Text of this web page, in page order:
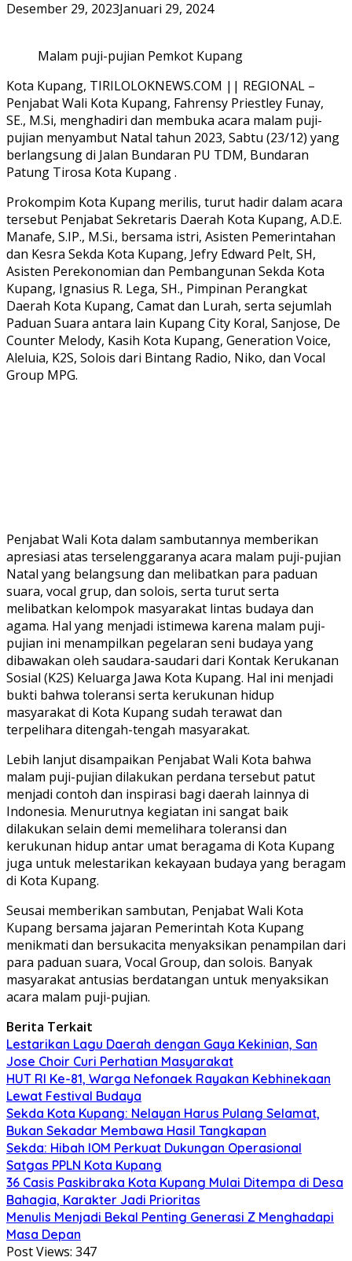
Desember 29, 2023Januari 29, 2024
Malam puji-pujian Pemkot Kupang
Kota Kupang, TIRILOLOKNEWS.COM || REGIONAL –
Penjabat Wali Kota Kupang, Fahrensy Priestley Funay,
SE., M.Si, menghadiri dan membuka acara malam puji-
pujian menyambut Natal tahun 2023, Sabtu (23/12) yang
berlangsung di Jalan Bundaran PU TDM, Bundaran
Patung Tirosa Kota Kupang .
Prokompim Kota Kupang merilis, turut hadir dalam acara
tersebut Penjabat Sekretaris Daerah Kota Kupang, A.D.E.
Manafe, S.IP., M.Si., bersama istri, Asisten Pemerintahan
dan Kesra Sekda Kota Kupang, Jefry Edward Pelt, SH,
Asisten Perekonomian dan Pembangunan Sekda Kota
Kupang, Ignasius R. Lega, SH., Pimpinan Perangkat
Daerah Kota Kupang, Camat dan Lurah, serta sejumlah
Paduan Suara antara lain Kupang City Koral, Sanjose, De
Counter Melody, Kasih Kota Kupang, Generation Voice,
Aleluia, K2S, Solois dari Bintang Radio, Niko, dan Vocal
Group MPG.
Penjabat Wali Kota dalam sambutannya memberikan
apresiasi atas terselenggaranya acara malam puji-pujian
Natal yang belangsung dan melibatkan para paduan
suara, vocal grup, dan solois, serta turut serta
melibatkan kelompok masyarakat lintas budaya dan
agama. Hal yang menjadi istimewa karena malam puji-
pujian ini menampilkan pegelaran seni budaya yang
dibawakan oleh saudara-saudari dari Kontak Kerukanan
Sosial (K2S) Keluarga Jawa Kota Kupang. Hal ini menjadi
bukti bahwa toleransi serta kerukunan hidup
masyarakat di Kota Kupang sudah terawat dan
terpelihara ditengah-tengah masyarakat.
Lebih lanjut disampaikan Penjabat Wali Kota bahwa
malam puji-pujian dilakukan perdana tersebut patut
menjadi contoh dan inspirasi bagi daerah lainnya di
Indonesia. Menurutnya kegiatan ini sangat baik
dilakukan selain demi memelihara toleransi dan
kerukunan hidup antar umat beragama di Kota Kupang
juga untuk melestarikan kekayaan budaya yang beragam
di Kota Kupang.
Seusai memberikan sambutan, Penjabat Wali Kota
Kupang bersama jajaran Pemerintah Kota Kupang
menikmati dan bersukacita menyaksikan penampilan dari
para paduan suara, Vocal Group, dan solois. Banyak
masyarakat antusias berdatangan untuk menyaksikan
acara malam puji-pujian.
Berita Terkait
Lestarikan Lagu Daerah dengan Gaya Kekinian, San
Jose Choir Curi Perhatian Masyarakat
HUT RI Ke-81, Warga Nefonaek Rayakan Kebhinekaan
Lewat Festival Budaya
Sekda Kota Kupang: Nelayan Harus Pulang Selamat,
Bukan Sekadar Membawa Hasil Tangkapan
Sekda: Hibah IOM Perkuat Dukungan Operasional
Satgas PPLN Kota Kupang
36 Casis Paskibraka Kota Kupang Mulai Ditempa di Desa
Bahagia, Karakter Jadi Prioritas
Menulis Menjadi Bekal Penting Generasi Z Menghadapi
Masa Depan
Post Views: 347